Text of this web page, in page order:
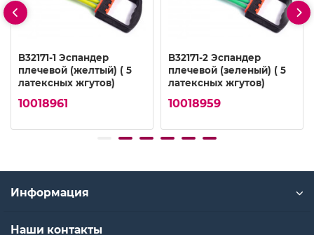
B32171-1 Эспандер
плечевой (желтый) ( 5
латексных жгутов)
10018961
B32171-2 Эспандер
плечевой (зеленый) ( 5
латексных жгутов)
10018959
Информация
Наши контакты